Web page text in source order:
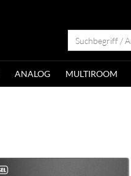
ANALOG MULTIROOM